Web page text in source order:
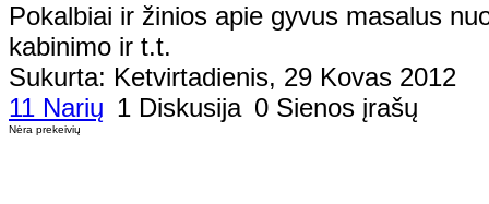
Pokalbiai ir žinios apie gyvus masalus
kabinimo ir t.t.
Sukurta: Ketvirtadienis, 29 Kovas 2012
11 Narių 1 Diskusija 0 Sienos įrašų
Nėra prekeivių